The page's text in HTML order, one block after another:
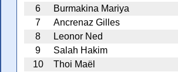
6
Burmakina Mariya
7
Ancrenaz Gilles
8
Leonor Ned
9
Salah Hakim
10
Thoi Maël